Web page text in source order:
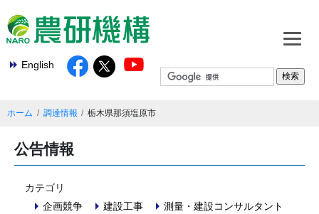
English
ホーム 調達情報 栃木県那須塩原市
公告情報
カテゴリ
企画競争
建設工事
測量・建設コンサルタント